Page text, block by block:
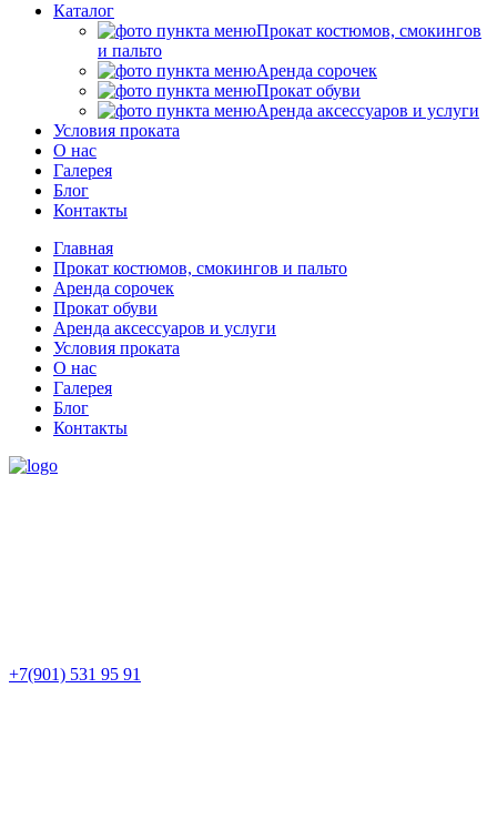
Каталог
Прокат костюмов, смокингов
и пальто
Аренда сорочек
Прокат обуви
Аренда аксессуаров и услуги
Условия проката
О нас
Галерея
Блог
Контакты
Главная
Прокат костюмов, смокингов и пальто
Аренда сорочек
Прокат обуви
Аренда аксессуаров и услуги
Условия проката
О нас
Галерея
Блог
Контакты
+7(901) 531 95 91